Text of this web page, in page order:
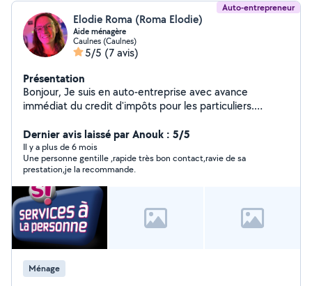
Auto-entrepreneur
Elodie Roma (Roma Elodie)
Aide ménagère
Caulnes (Caulnes)
5/5 (7 avis)
Présentation
Bonjour, Je suis en auto-entreprise avec avance
immédiat du credit d'impôts pour les particuliers.
Accompagnement :courses,jeux,rendez-
vous,discussions,balade. N'hésitez pas à me contacter
pour plus de renseignements. Peut-être à bientôt.
Elodie. CESU accepté.
Dernier avis laissé par Anouk : 5/5
Il y a plus de 6 mois
Une personne gentille ,rapide très bon contact,ravie de sa
prestation,je la recommande.
Ménage